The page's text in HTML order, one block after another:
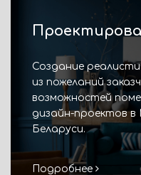
Создание
из пожеланий
возможностей
дизайн-проектов в
Беларуси.
Подробнее